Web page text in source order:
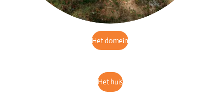
Het domein
Het huis